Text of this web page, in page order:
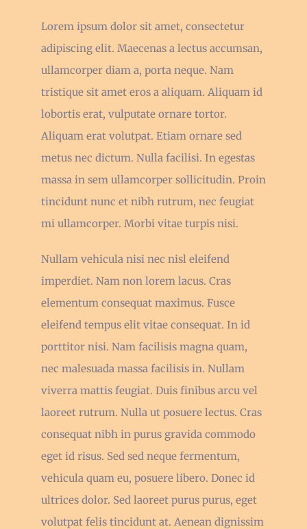
Lorem ipsum dolor sit amet, consectetur
adipiscing elit. Maecenas a lectus accumsan,
ullamcorper diam a, porta neque. Nam
tristique sit amet eros a aliquam. Aliquam id
lobortis erat, vulputate ornare tortor.
Aliquam erat volutpat. Etiam ornare sed
metus nec dictum. Nulla facilisi. In egestas
massa in sem ullamcorper sollicitudin. Proin
tincidunt nunc et nibh rutrum, nec feugiat
mi ullamcorper. Morbi vitae turpis nisi.
Nullam vehicula nisi nec nisl eleifend
imperdiet. Nam non lorem lacus. Cras
elementum consequat maximus. Fusce
eleifend tempus elit vitae consequat. In id
porttitor nisi. Nam facilisis magna quam,
nec malesuada massa facilisis in. Nullam
viverra mattis feugiat. Duis finibus arcu vel
laoreet rutrum. Nulla ut posuere lectus. Cras
consequat nibh in purus gravida commodo
eget id risus. Sed sed neque fermentum,
vehicula quam eu, posuere libero. Donec id
ultrices dolor. Sed laoreet purus purus, eget
volutpat felis tincidunt at. Aenean dignissim